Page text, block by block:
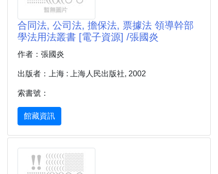
合同法, 公司法, 擔保法, 票據法 領導幹部
學法用法叢書 [電子資源] /張國炎
作者：張國炎
出版者：上海 : 上海人民出版社, 2002
索書號：
館藏資訊